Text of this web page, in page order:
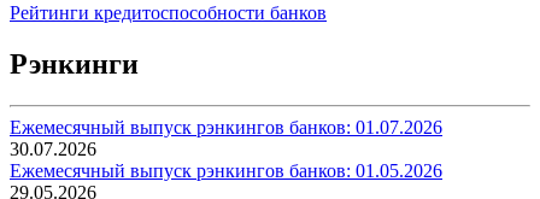
Рейтинги кредитоспособности банков
Рэнкинги
Ежемесячный выпуск рэнкингов банков: 01.07.2026
30.07.2026
Ежемесячный выпуск рэнкингов банков: 01.05.2026
29.05.2026